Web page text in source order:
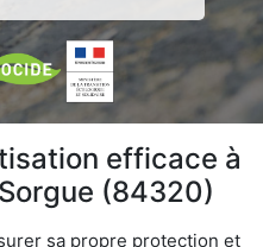
efficace à
(84320)
sa propre protection et